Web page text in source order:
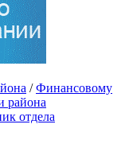
/ Финансовому
района
отдела